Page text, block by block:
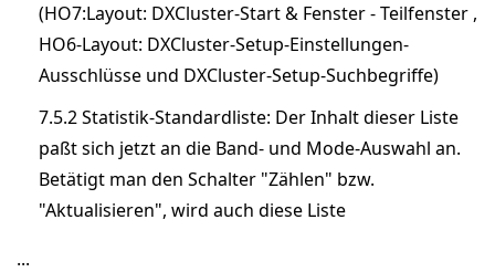
(HO7:Layout: DXCluster-Start & Fenster - Teilfenster ,
HO6-Layout: DXCluster-Setup-Einstellungen-
Ausschlüsse und DXCluster-Setup-Suchbegriffe)
7.5.2 Statistik-Standardliste: Der Inhalt dieser Liste
paßt sich jetzt an die Band- und Mode-Auswahl an.
Betätigt man den Schalter "Zählen" bzw.
"Aktualisieren", wird auch diese Liste
...